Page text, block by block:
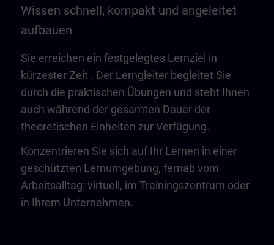
Wissen schnell, kompakt und angeleitet
aufbauen
Sie erreichen ein festgelegtes Lernziel in
kürzester Zeit . Der Lerngleiter begleitet Sie
durch die praktischen Übungen und steht Ihnen
auch während der gesamten Dauer der
theoretischen Einheiten zur Verfügung.
Konzentrieren Sie sich auf Ihr Lernen in einer
geschützten Lernumgebung, fernab vom
Arbeitsalltag: virtuell, im Trainingszentrum oder
in Ihrem Unternehmen.